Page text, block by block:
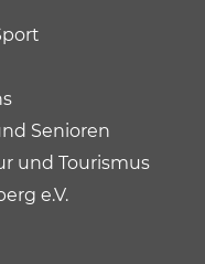
Senioren
und Tourismus
e.V.